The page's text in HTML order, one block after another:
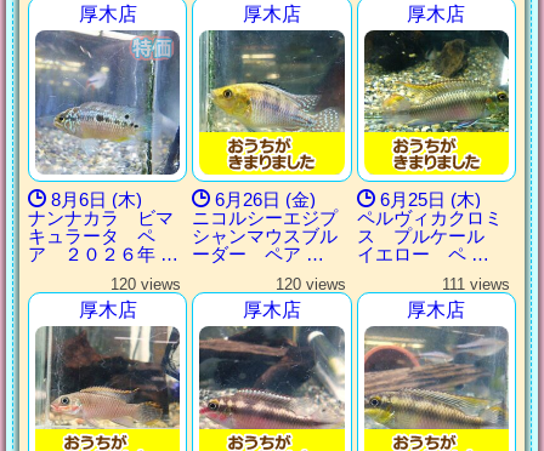
厚木店
8月6日 (木)
ナンナカラ ビマ
キュラータ ペ
ア ２０２６年 …
厚木店
6月26日 (金)
ニコルシーエジプ
シャンマウスブル
ーダー ペア …
厚木店
6月25日 (木)
ペルヴィカクロミ
ス プルケール
イエロー ペ …
120 views
厚木店
120 views
厚木店
111 views
厚木店